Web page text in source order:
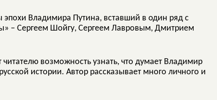
Владимира Путина, вставший в один ряд с
– Сергеем Шойгу, Сергеем Лавровым, Дмитрием
читателю возможность узнать, что думает Владимир
истории. Автор рассказывает много личного и